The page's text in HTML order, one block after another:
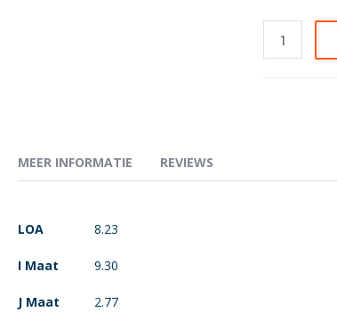
MEER INFORMATIE
Meer
LOA 8.23
I Maat 9.30
J Maat 2.77
REVIEWS